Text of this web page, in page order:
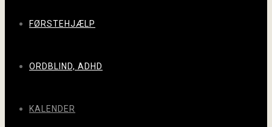
FØRSTEHJÆLP
ORDBLIND, ADHD
KALENDER